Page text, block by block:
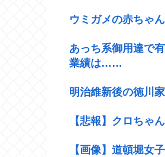
ウミガメの赤ちゃ
あっち系御用達で
業績は……
明治維新後の徳川
【悲報】クロちゃ
【画像】道頓堀女